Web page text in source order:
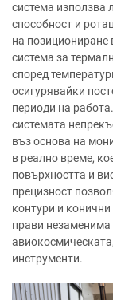
система използва
способност и
на позициониране
система за
според
осигурявайки
периоди на
системата
въз основа на
в реално време,
повърхността и
прецизност
контури и конични
прави незаменима
инструменти.